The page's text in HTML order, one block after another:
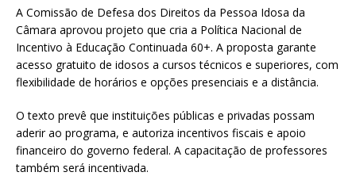
A Comissão de Defesa dos Direitos da Pessoa Idosa da
Câmara aprovou projeto que cria a Política Nacional de
Incentivo à Educação Continuada 60+. A proposta garante
acesso gratuito de idosos a cursos técnicos e superiores, com
flexibilidade de horários e opções presenciais e a distância.
O texto prevê que instituições públicas e privadas possam
aderir ao programa, e autoriza incentivos fiscais e apoio
financeiro do governo federal. A capacitação de professores
também será incentivada.